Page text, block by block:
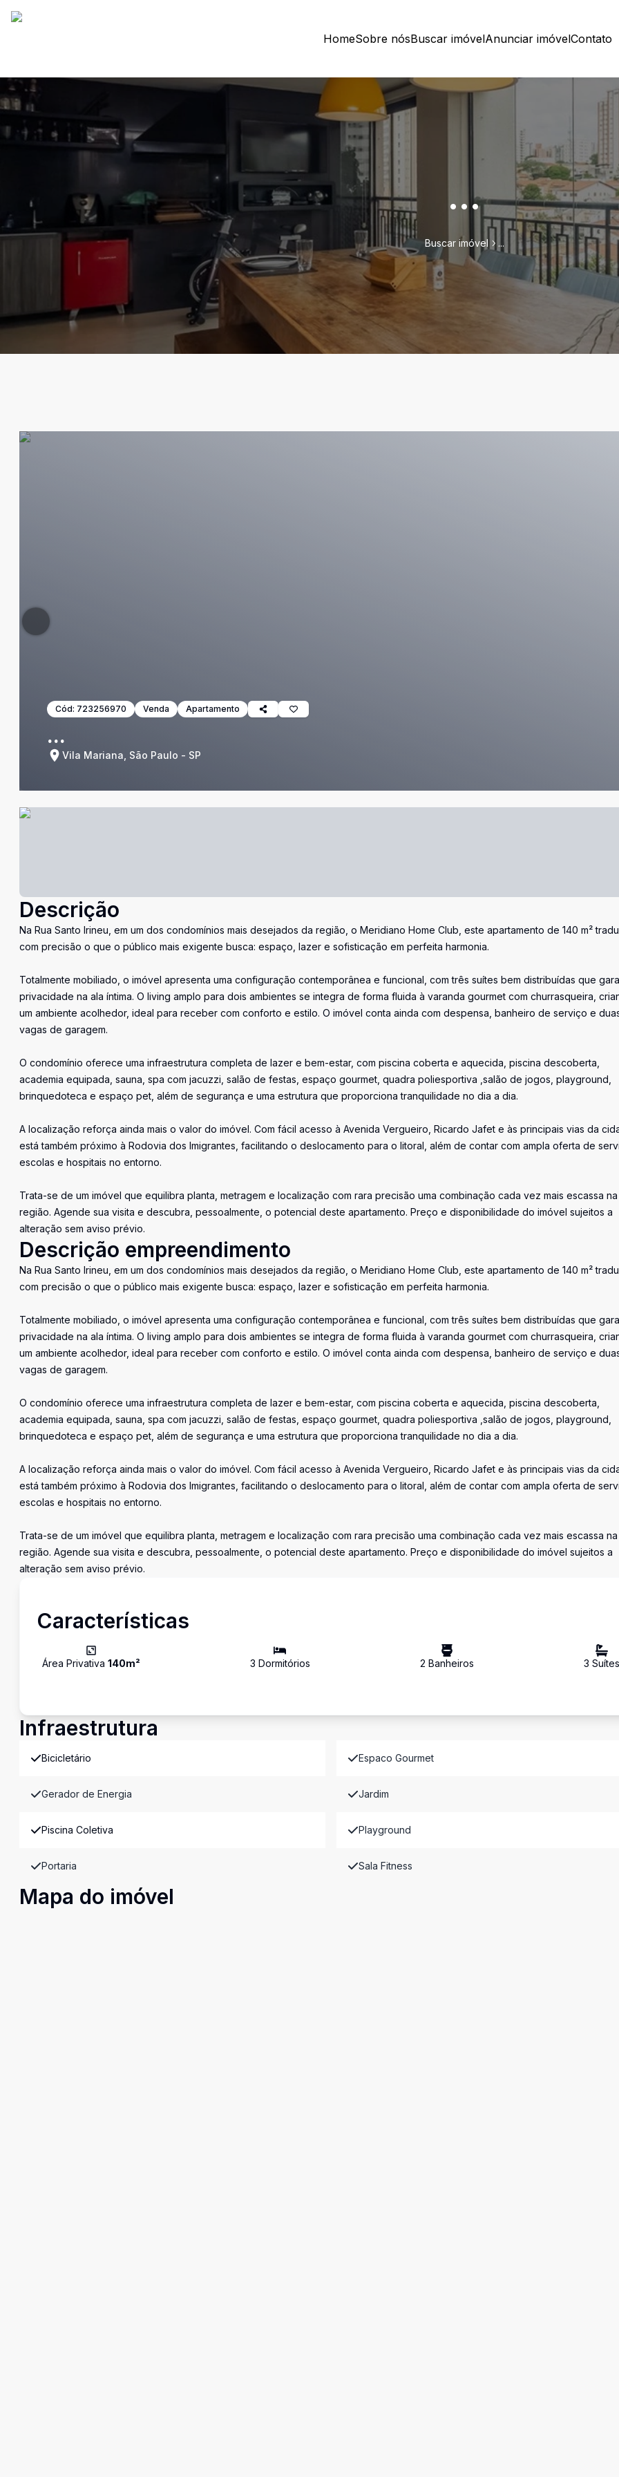
HomeSobre nósBuscar imóvelAnunciar imóvelContato
...
Buscar imóvel ...
Cód: 723256970 Venda Apartamento
...
Vila Mariana, São Paulo - SP
Descrição
Na Rua Santo Irineu, em um dos condomínios mais desejados da região, o Meridiano Home Club, este apartamento de 140 m²
com precisão o que o público mais exigente busca: espaço, lazer e sofisticação em perfeita harmonia.
Totalmente mobiliado, o imóvel apresenta uma configuração contemporânea e funcional, com três suítes bem distribuídas que
privacidade na ala íntima. O living amplo para dois ambientes se integra de forma fluida à varanda gourmet com churrasqueira,
um ambiente acolhedor, ideal para receber com conforto e estilo. O imóvel conta ainda com despensa, banheiro de serviço e
vagas de garagem.
O condomínio oferece uma infraestrutura completa de lazer e bem-estar, com piscina coberta e aquecida, piscina descoberta,
academia equipada, sauna, spa com jacuzzi, salão de festas, espaço gourmet, quadra poliesportiva ,salão de jogos, playground,
brinquedoteca e espaço pet, além de segurança e uma estrutura que proporciona tranquilidade no dia a dia.
A localização reforça ainda mais o valor do imóvel. Com fácil acesso à Avenida Vergueiro, Ricardo Jafet e às principais vias da
está também próximo à Rodovia dos Imigrantes, facilitando o deslocamento para o litoral, além de contar com ampla oferta de
escolas e hospitais no entorno.
Trata-se de um imóvel que equilibra planta, metragem e localização com rara precisão uma combinação cada vez mais escassa na
região. Agende sua visita e descubra, pessoalmente, o potencial deste apartamento. Preço e disponibilidade do imóvel sujeitos a
alteração sem aviso prévio.
Descrição empreendimento
Na Rua Santo Irineu, em um dos condomínios mais desejados da região, o Meridiano Home Club, este apartamento de 140 m²
com precisão o que o público mais exigente busca: espaço, lazer e sofisticação em perfeita harmonia.
Totalmente mobiliado, o imóvel apresenta uma configuração contemporânea e funcional, com três suítes bem distribuídas que
privacidade na ala íntima. O living amplo para dois ambientes se integra de forma fluida à varanda gourmet com churrasqueira,
um ambiente acolhedor, ideal para receber com conforto e estilo. O imóvel conta ainda com despensa, banheiro de serviço e
vagas de garagem.
O condomínio oferece uma infraestrutura completa de lazer e bem-estar, com piscina coberta e aquecida, piscina descoberta,
academia equipada, sauna, spa com jacuzzi, salão de festas, espaço gourmet, quadra poliesportiva ,salão de jogos, playground,
brinquedoteca e espaço pet, além de segurança e uma estrutura que proporciona tranquilidade no dia a dia.
A localização reforça ainda mais o valor do imóvel. Com fácil acesso à Avenida Vergueiro, Ricardo Jafet e às principais vias da
está também próximo à Rodovia dos Imigrantes, facilitando o deslocamento para o litoral, além de contar com ampla oferta de
escolas e hospitais no entorno.
Trata-se de um imóvel que equilibra planta, metragem e localização com rara precisão uma combinação cada vez mais escassa na
região. Agende sua visita e descubra, pessoalmente, o potencial deste apartamento. Preço e disponibilidade do imóvel sujeitos a
alteração sem aviso prévio.
Características
Área Privativa 140m² 3 Dormitórios 2 Banheiros 3 Suítes
Infraestrutura
Bicicletário Espaco Gourmet
Gerador de Energia Jardim
Piscina Coletiva Playground
Portaria Sala Fitness
Mapa do imóvel